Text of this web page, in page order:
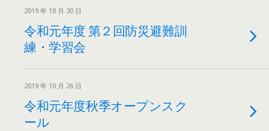
2019 年 10 月 30 日
令和元年度 第２回防災避難訓
練・学習会
2019 年 10 月 26 日
令和元年度秋季オープンスク
ール